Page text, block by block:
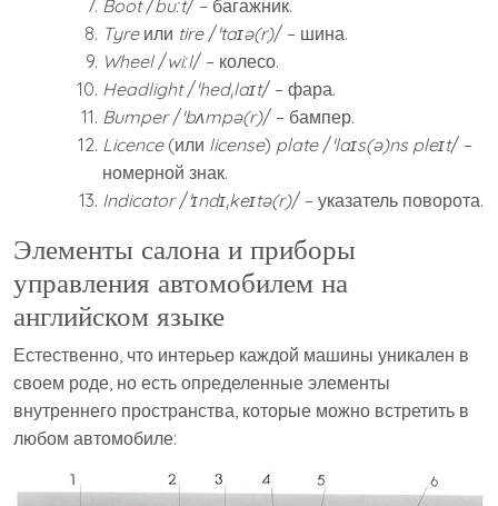
Boot/buːt/ – багажник.
Tyreили tire/ˈtaɪə(r)/ – шина.
Wheel/wiːl/ – колесо.
Headlight/ˈhedˌlaɪt/ – фара.
Bumper/ˈbʌmpə(r)/ – бампер.
Licence(или license) plate/ˈlaɪs(ə)ns pleɪt/ –
номерной знак.
Indicator/ˈɪndɪˌkeɪtə(r)/ – указатель поворота.
Элементы салона и приборы
управления автомобилем на
английском языке
Естественно, что интерьер каждой машины уникален в
своем роде, но есть определенные элементы
внутреннего пространства, которые можно встретить в
любом автомобиле: